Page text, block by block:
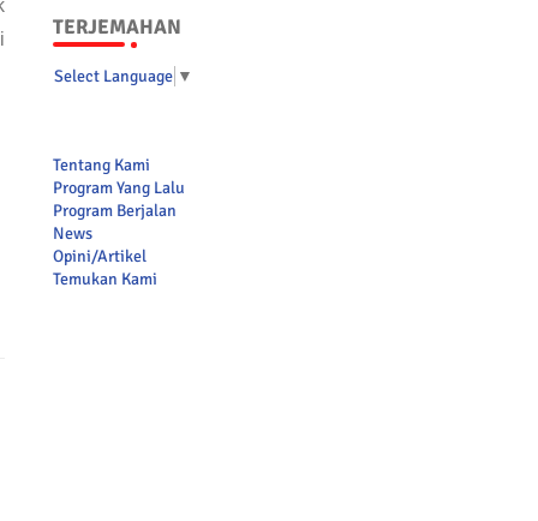
TERJEMAHAN
Select Language ▼
Tentang Kami
Program Yang Lalu
Program Berjalan
News
Opini/Artikel
Temukan Kami